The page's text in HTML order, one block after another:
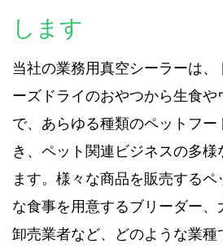
します
当社の業務用真空シーラーは、
ーズドライのおやつから生食や
で、あらゆる種類のペットフー
き、ペット関連ビジネスの多様
ます。様々な商品を販売するペ
な食事を用意するブリーダー、
卸売業者など、どのような業種